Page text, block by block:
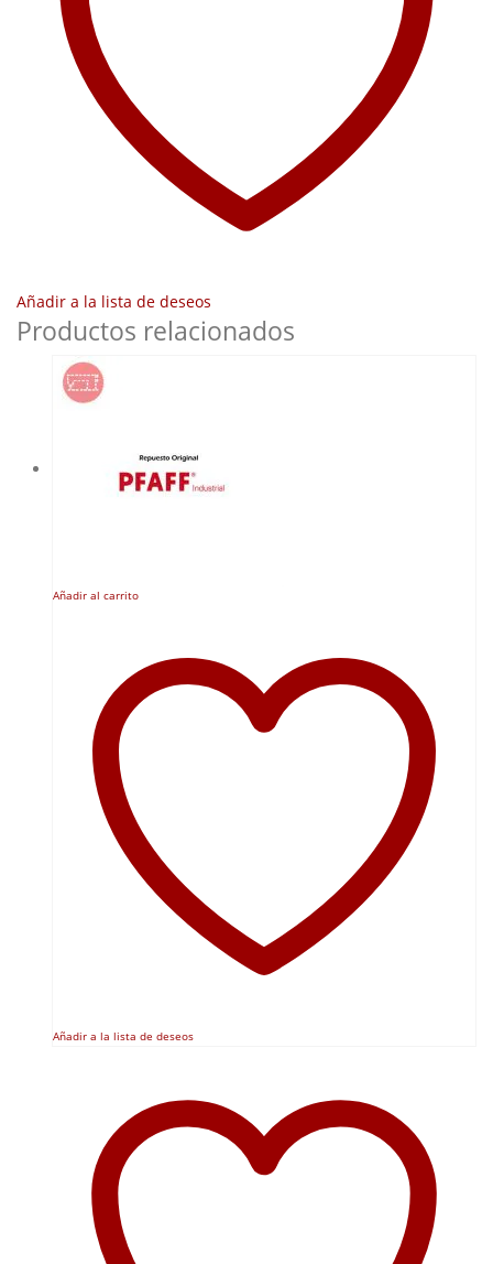
Añadir a la lista de deseos
Productos relacionados
Añadir al carrito
Añadir a la lista de deseos